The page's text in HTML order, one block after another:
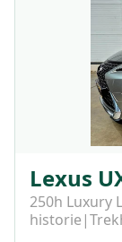
Lexus
250h Luxury